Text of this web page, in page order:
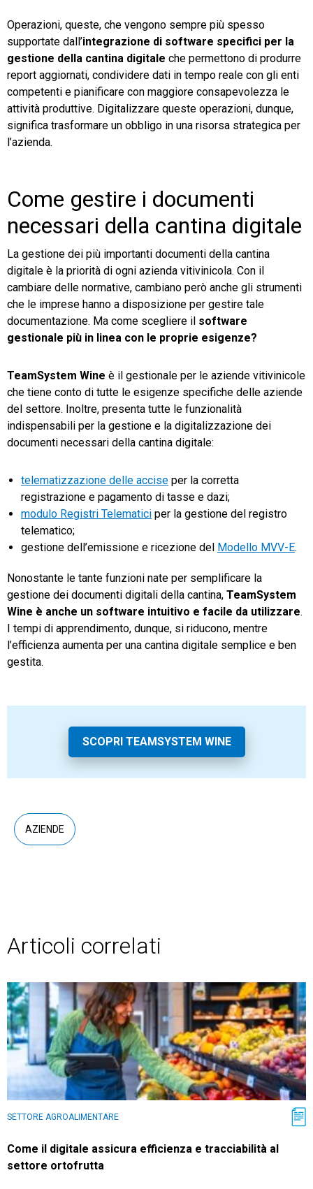
Operazioni, queste, che vengono sempre più spesso
supportate dall’integrazione di software specifici per la
gestione della cantina digitale che permettono di produrre
report aggiornati, condividere dati in tempo reale con gli enti
competenti e pianificare con maggiore consapevolezza le
attività produttive. Digitalizzare queste operazioni, dunque,
significa trasformare un obbligo in una risorsa strategica per
l’azienda.
Come gestire i documenti
necessari della cantina digitale
La gestione dei più importanti documenti della cantina
digitale è la priorità di ogni azienda vitivinicola. Con il
cambiare delle normative, cambiano però anche gli strumenti
che le imprese hanno a disposizione per gestire tale
documentazione. Ma come scegliere il software
gestionale più in linea con le proprie esigenze?
TeamSystem Wine è il gestionale per le aziende vitivinicole
che tiene conto di tutte le esigenze specifiche delle aziende
del settore. Inoltre, presenta tutte le funzionalità
indispensabili per la gestione e la digitalizzazione dei
documenti necessari della cantina digitale:
telematizzazione delle accise per la corretta
registrazione e pagamento di tasse e dazi;
modulo Registri Telematici per la gestione del registro
telematico;
gestione dell’emissione e ricezione del Modello MVV-E.
Nonostante le tante funzioni nate per semplificare la
gestione dei documenti digitali della cantina, TeamSystem
Wine è anche un software intuitivo e facile da utilizzare.
I tempi di apprendimento, dunque, si riducono, mentre
l’efficienza aumenta per una cantina digitale semplice e ben
gestita.
SCOPRI TEAMSYSTEM WINE
AZIENDE
Articoli correlati
SETTORE AGROALIMENTARE
Come il digitale assicura efficienza e tracciabilità al
settore ortofrutta